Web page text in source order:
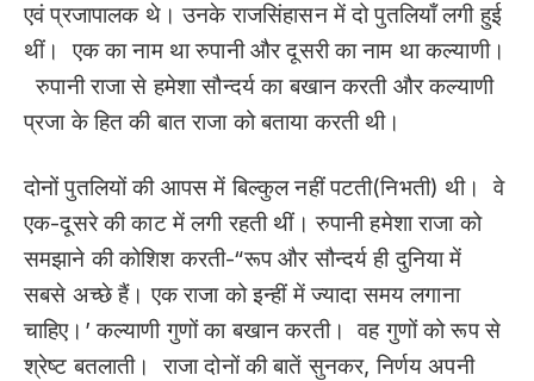
एवं प्रजापालक थे। उनके राजसिंहासन में दो पुतलियाँ लगी हुई
थीं। एक का नाम था रुपानी और दूसरी का नाम था कल्याणी।
रुपानी राजा से हमेशा सौन्दर्य का बखान करती और कल्याणी
प्रजा के हित की बात राजा को बताया करती थी।
दोनों पुतलियों की आपस में बिल्कुल नहीं पटती(निभती) थी। वे
एक-दूसरे की काट में लगी रहती थीं। रुपानी हमेशा राजा को
समझाने की कोशिश करती-“रूप और सौन्दर्य ही दुनिया में
सबसे अच्छे हैं। एक राजा को इन्हीं में ज्यादा समय लगाना
चाहिए।’ कल्याणी गुणों का बखान करती। वह गुणों को रूप से
श्रेष्ट बतलाती। राजा दोनों की बातें सुनकर, निर्णय अपनी